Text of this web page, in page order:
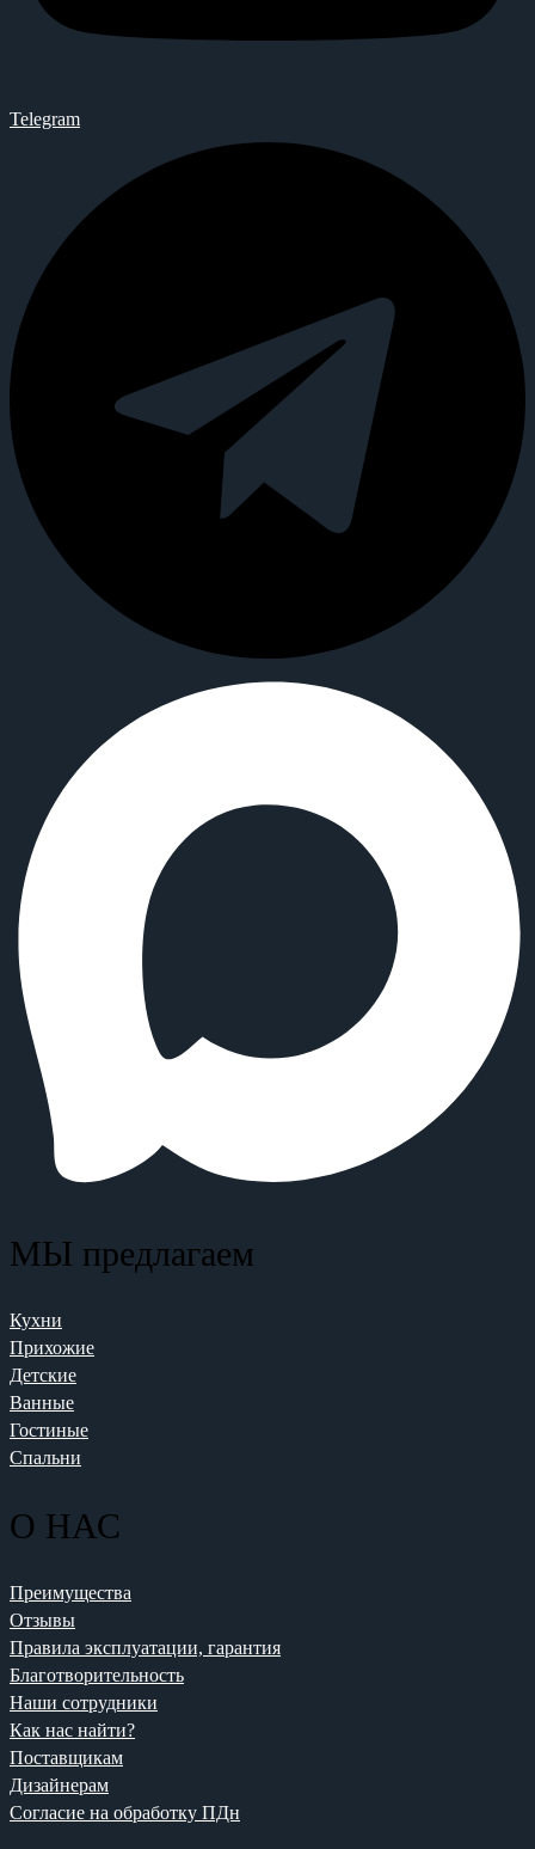
Telegram
МЫ предлагаем
Кухни
Прихожие
Детские
Ванные
Гостиные
Спальни
О НАС
Преимущества
Отзывы
Правила эксплуатации, гарантия
Благотворительность
Наши сотрудники
Как нас найти?
Поставщикам
Дизайнерам
Согласие на обработку ПДн